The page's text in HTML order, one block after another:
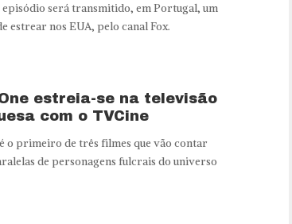
será transmitido, em Portugal, um
estrear nos EUA, pelo canal Fox.
estreia-se na televisão
com o TVCine
o primeiro de três filmes que vão contar
de personagens fulcrais do universo